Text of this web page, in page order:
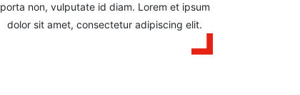
porta non, vulputate id diam. Lorem et ipsum
dolor sit amet, consectetur adipiscing elit.